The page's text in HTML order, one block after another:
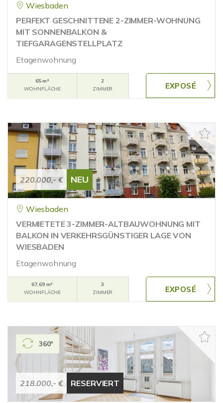
Wiesbaden
PERFEKT GESCHNITTENE 2-ZIMMER-WOHNUNG
MIT SONNENBALKON &
TIEFGARAGENSTELLPLATZ
Etagenwohnung
65 m²
WOHNFLÄCHE
2
ZIMMER
220.000,- € NEU
Wiesbaden
VERMIETETE 3-ZIMMER-ALTBAUWOHNUNG MIT
BALKON IN VERKEHRSGÜNSTIGER LAGE VON
WIESBADEN
Etagenwohnung
67,69 m²
WOHNFLÄCHE
3
ZIMMER
218.000,- € RESERVIERT
360°